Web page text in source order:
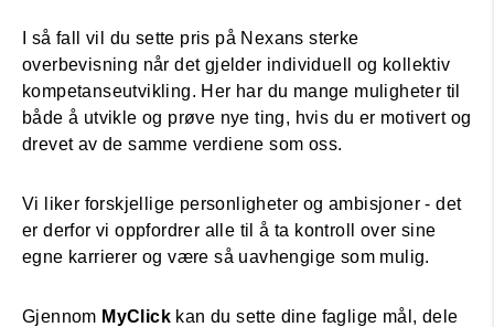
I så fall vil du sette pris på Nexans sterke
overbevisning når det gjelder individuell og kollektiv
kompetanseutvikling. Her har du mange muligheter til
både å utvikle og prøve nye ting, hvis du er motivert og
drevet av de samme verdiene som oss.
Vi liker forskjellige personligheter og ambisjoner - det
er derfor vi oppfordrer alle til å ta kontroll over sine
egne karrierer og være så uavhengige som mulig.
Gjennom MyClick kan du sette dine faglige mål, dele